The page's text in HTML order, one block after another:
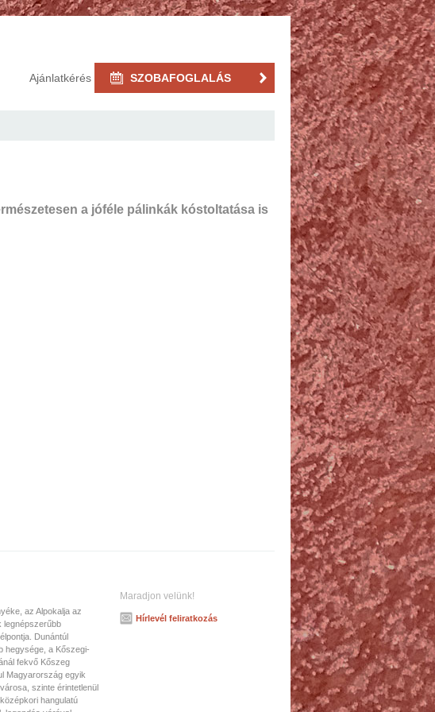
Ajánlatkérés SZOBAFOGLALÁS
a jóféle pálinkák kóstoltatása is
az Alpokalja az
legnépszerűbb
Dunántúl
hegysége, a Kőszegi-
fekvő Kőszeg
Magyarország egyik
szinte érintetlenül
hangulatú
Maradjon velünk!
Hírlevél feliratkozás